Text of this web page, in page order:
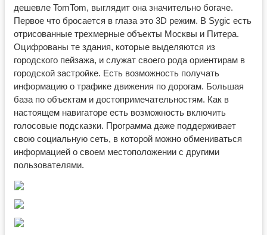
дешевле TomTom, выглядит она значительно богаче.
Первое что бросается в глаза это 3D режим. В Sygic есть
отрисованные трехмерные объекты Москвы и Питера.
Оцифрованы те здания, которые выделяются из
городского пейзажа, и служат своего рода ориентирам в
городской застройке. Есть возможность получать
информацию о трафике движения по дорогам. Большая
база по объектам и достопримечательностям. Как в
настоящем навигаторе есть возможность включить
голосовые подсказки. Программа даже поддерживает
свою социальную сеть, в которой можно обмениваться
информацией о своем местоположении с другими
пользователями.